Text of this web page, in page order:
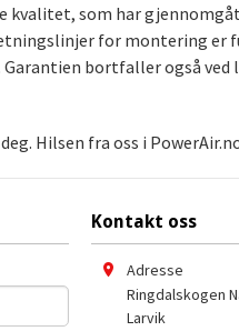
kvalitet, som har
for montering er
bortfaller også ved
Hilsen fra oss i
Kontakt oss
Adresse
Ringdalskogen
Larvik